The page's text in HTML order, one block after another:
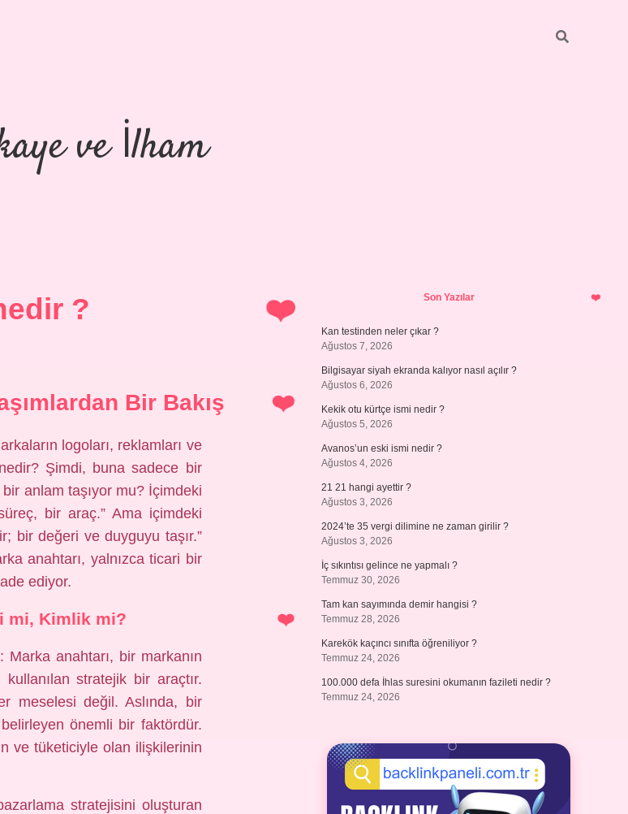
ve İlham
?
Bir Bakış
logoları, reklamları ve
Şimdi, buna sadece bir
anlam taşıyor mu? İçimdeki
bir araç.” Ama içimdeki
bir değeri ve duyguyu taşır.”
anahtarı, yalnızca ticari bir
ediyor.
mi, Kimlik mi?
Marka anahtarı, bir markanın
stratejik bir araçtır.
meselesi değil. Aslında, bir
önemli bir faktördür.
ve tüketiciyle olan ilişkilerinin
stratejisini oluşturan
SidebarSon Yazılar
Kan testinden neler çıkar ?
Ağustos 7, 2026
Bilgisayar siyah ekranda kalıyor nasıl açılır ?
Ağustos 6, 2026
Kekik otu kürtçe ismi nedir ?
Ağustos 5, 2026
Avanos’un eski ismi nedir ?
Ağustos 4, 2026
21 21 hangi ayettir ?
Ağustos 3, 2026
2024’te 35 vergi dilimine ne zaman girilir ?
Ağustos 3, 2026
İç sıkıntısı gelince ne yapmalı ?
Temmuz 30, 2026
Tam kan sayımında demir hangisi ?
Temmuz 28, 2026
Karekök kaçıncı sınıfta öğreniliyor ?
Temmuz 24, 2026
100.000 defa İhlas suresini okumanın fazileti nedir ?
Temmuz 24, 2026